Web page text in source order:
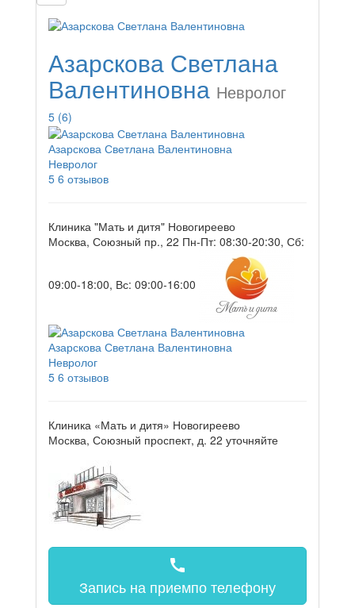
Азарскова Светлана
Валентиновна Невролог
5 (6)
Азарскова Светлана Валентиновна
Невролог
5 6 отзывов
Клиника "Мать и дитя" Новогиреево
Москва, Союзный пр., 22 Пн-Пт: 08:30-20:30, Сб:
09:00-18:00, Вс: 09:00-16:00
Азарскова Светлана Валентиновна
Невролог
5 6 отзывов
Клиника «Мать и дитя» Новогиреево
Москва, Союзный проспект, д. 22 уточняйте
call
Запись на приемпо телефону